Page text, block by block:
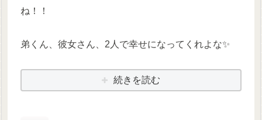
ね！！
弟くん、彼女さん、2人で幸せになってくれよな✨
続きを読む